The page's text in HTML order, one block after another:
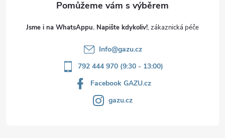
Jsme i na WhatsAppu. Napište kdykoliv!
Info@gazu.cz
792 444 970 (9:30 - 13:00)
Facebook GAZU.cz
gazu.cz